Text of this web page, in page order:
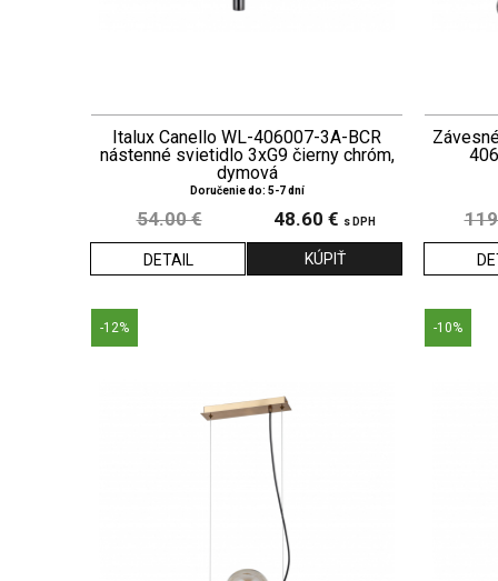
Italux Canello WL-406007-3A-BCR
nástenné svietidlo 3xG9 čierny chróm,
dymová
Doručenie do: 5-7 dní
54.00 € 48.60 € s DPH
DETAIL
-12% -10%